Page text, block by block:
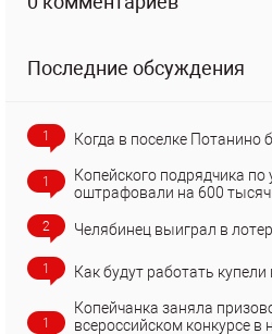
Последние обсуждения
1 Когда в поселке Потанино
1
Копейского подрядчика по
оштрафовали на 600 тысяч
2 Челябинец выиграл в
1 Как будут работать
1
Копейчанка заняла
всероссийском конкурсе